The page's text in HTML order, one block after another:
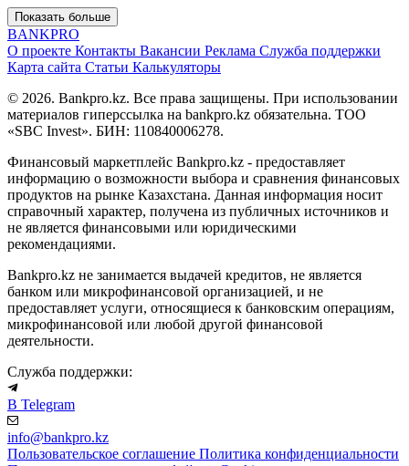
Показать больше
BANKPRO
О проекте Контакты Вакансии Реклама Служба поддержки
Карта сайта Статьи Калькуляторы
© 2026. Bankpro.kz. Все права защищены. При использовании
материалов гиперссылка на bankpro.kz обязательна. ТОО
«SBC Invest». БИН: 110840006278.
Финансовый маркетплейс Bankpro.kz - предоставляет
информацию о возможности выбора и сравнения финансовых
продуктов на рынке Казахстана. Данная информация носит
справочный характер, получена из публичных источников и
не является финансовыми или юридическими
рекомендациями.
Bankpro.kz не занимается выдачей кредитов, не является
банком или микрофинансовой организацией, и не
предоставляет услуги, относящиеся к банковским операциям,
микрофинансовой или любой другой финансовой
деятельности.
Служба поддержки:
В Telegram
info@bankpro.kz
Пользовательское соглашение Политика конфиденциальности